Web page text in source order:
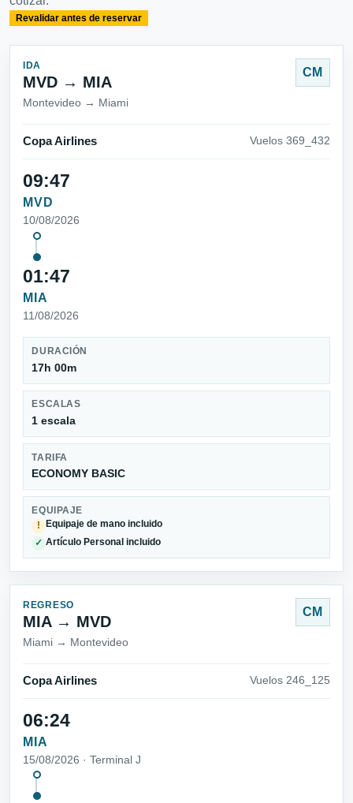
Revalidar antes de reservar
IDA
MVD → MIA
Montevideo → Miami
CM
Copa Airlines Vuelos 369_432
09:47
MVD
10/08/2026
01:47
MIA
11/08/2026
DURACIÓN
17h 00m
ESCALAS
1 escala
TARIFA
ECONOMY BASIC
EQUIPAJE
!
Equipaje de mano incluido
✓ Artículo Personal incluido
REGRESO
MIA → MVD
Miami → Montevideo
CM
Copa Airlines Vuelos 246_125
06:24
MIA
15/08/2026 · Terminal J